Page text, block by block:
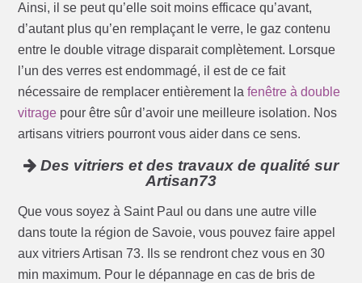
Ainsi, il se peut qu’elle soit moins efficace qu’avant,
d’autant plus qu’en remplaçant le verre, le gaz contenu
entre le double vitrage disparait complètement. Lorsque
l’un des verres est endommagé, il est de ce fait
nécessaire de remplacer entièrement lafenêtre à double
vitrage pour être sûr d’avoir une meilleure isolation. Nos
artisans vitriers pourront vous aider dans ce sens.
Des vitriers et des travaux de qualité sur
Artisan73
Que vous soyez à Saint Paul ou dans une autre ville
dans toute la région de Savoie, vous pouvez faire appel
aux vitriers Artisan 73. Ils se rendront chez vous en 30
min maximum. Pour le dépannage en cas de bris de